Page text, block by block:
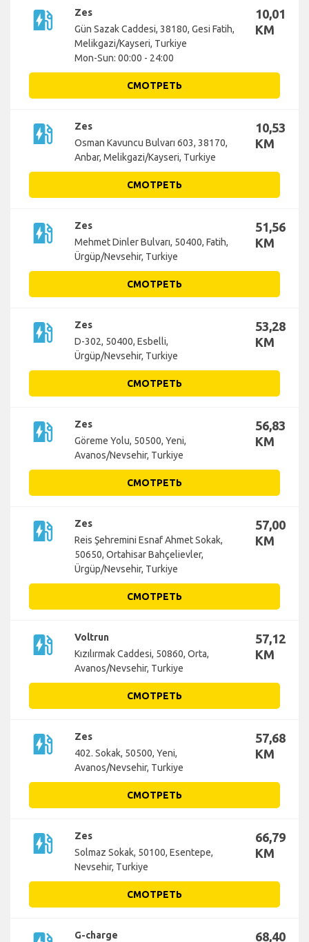
ev_station
Zes
Gün Sazak Caddesi, 38180, Gesi Fatih,
Melikgazi/Kayseri, Turkiye
Mon-Sun: 00:00 - 24:00
10,01
KM
СМОТРЕТЬ
ev_station
Zes
Osman Kavuncu Bulvarı 603, 38170,
Anbar, Melikgazi/Kayseri, Turkiye
10,53
KM
СМОТРЕТЬ
ev_station
Zes
Mehmet Dinler Bulvarı, 50400, Fatih,
Ürgüp/Nevsehir, Turkiye
51,56
KM
СМОТРЕТЬ
ev_station
Zes
D-302, 50400, Esbelli,
Ürgüp/Nevsehir, Turkiye
53,28
KM
СМОТРЕТЬ
ev_station
Zes
Göreme Yolu, 50500, Yeni,
Avanos/Nevsehir, Turkiye
56,83
KM
СМОТРЕТЬ
ev_station
Zes
Reis Şehremini Esnaf Ahmet Sokak,
50650, Ortahisar Bahçelievler,
Ürgüp/Nevsehir, Turkiye
57,00
KM
СМОТРЕТЬ
ev_station
Voltrun
Kızılırmak Caddesi, 50860, Orta,
Avanos/Nevsehir, Turkiye
57,12
KM
СМОТРЕТЬ
ev_station
Zes
402. Sokak, 50500, Yeni,
Avanos/Nevsehir, Turkiye
57,68
KM
СМОТРЕТЬ
ev_station
Zes
Solmaz Sokak, 50100, Esentepe,
Nevsehir, Turkiye
66,79
KM
СМОТРЕТЬ
G-charge 68,40